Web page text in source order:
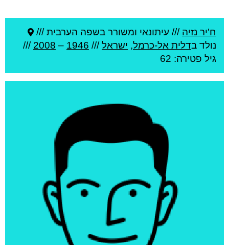
ח'יר נזיה /// עיתונאי ומשורר בשפה הערבית ///
נולד בדלית אל-כרמל, ישראל///
1946
–
2008
///
גיל פטירה: 62